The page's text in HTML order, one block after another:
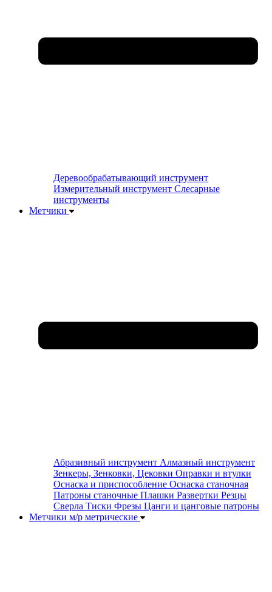
Деревообрабатывающий инструмент
Измерительный инструмент Слесарные
инструменты
Метчики
Абразивный инструмент Алмазный инструмент
Зенкеры, Зенковки, Цековки Оправки и втулки
Оснаска и приспособление Оснаска станочная
Патроны станочные Плашки Развертки Резцы
Сверла Тиски Фрезы Цанги и цанговые патроны
Метчики м/р метрические